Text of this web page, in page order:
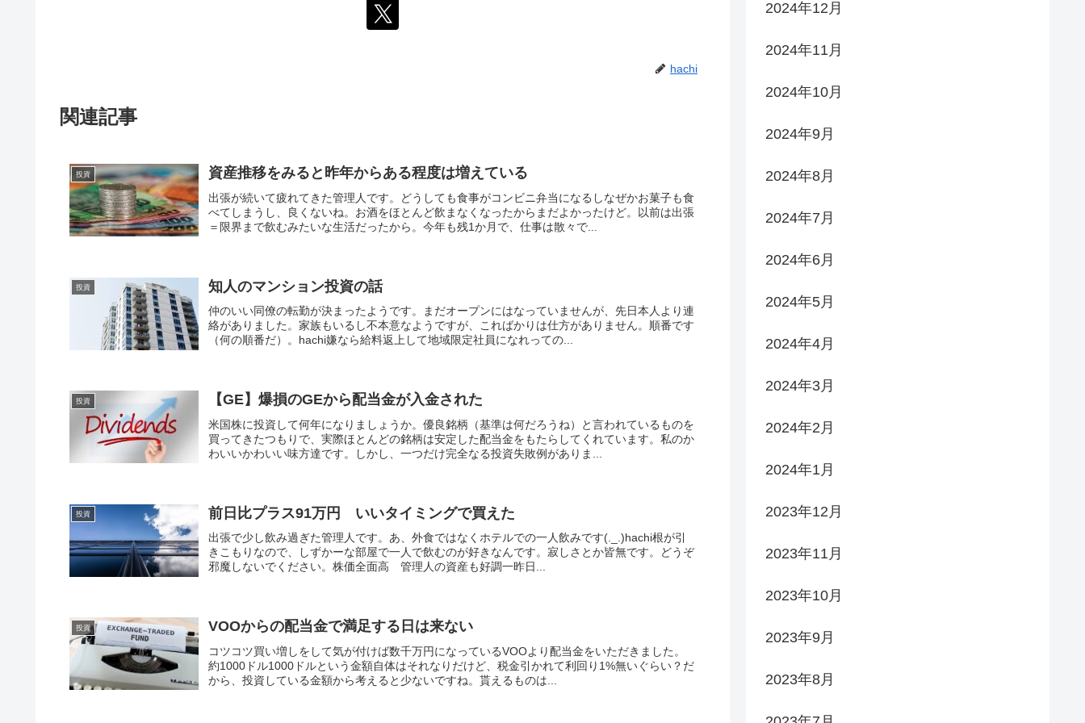
hachi
関連記事
投資 資産推移をみると昨年からある程度は増えている
出張が続いて疲れてきた管理人です。どうしても食事がコンビニ弁当になるしなぜかお菓子も食
べてしまうし、良くないね。お酒をほとんど飲まなくなったからまだよかったけど。以前は出張
＝限界まで飲むみたいな生活だったから。今年も残1か月で、仕事は散々で...
投資 知人のマンション投資の話
仲のいい同僚の転勤が決まったようです。まだオープンにはなっていませんが、先日本人より連
絡がありました。家族もいるし不本意なようですが、こればかりは仕方がありません。順番です
（何の順番だ）。hachi嫌なら給料返上して地域限定社員になれっての...
投資 【GE】爆損のGEから配当金が入金された
米国株に投資して何年になりましょうか。優良銘柄（基準は何だろうね）と言われているものを
買ってきたつもりで、実際ほとんどの銘柄は安定した配当金をもたらしてくれています。私のか
わいいかわいい味方達です。しかし、一つだけ完全なる投資失敗例がありま...
投資 前日比プラス91万円 いいタイミングで買えた
出張で少し飲み過ぎた管理人です。あ、外食ではなくホテルでの一人飲みです(._.)hachi根が引
きこもりなので、しずかーな部屋で一人で飲むのが好きなんです。寂しさとか皆無です。どうぞ
邪魔しないでください。株価全面高 管理人の資産も好調一昨日...
投資 VOOからの配当金で満足する日は来ない
コツコツ買い増しをして気が付けば数千万円になっているVOOより配当金をいただきました。
約1000ドル1000ドルという金額自体はそれなりだけど、税金引かれて利回り1%無いぐらい？だ
から、投資している金額から考えると少ないですね。貰えるものは...
2024年12月
2024年11月
2024年10月
2024年9月
2024年8月
2024年7月
2024年6月
2024年5月
2024年4月
2024年3月
2024年2月
2024年1月
2023年12月
2023年11月
2023年10月
2023年9月
2023年8月